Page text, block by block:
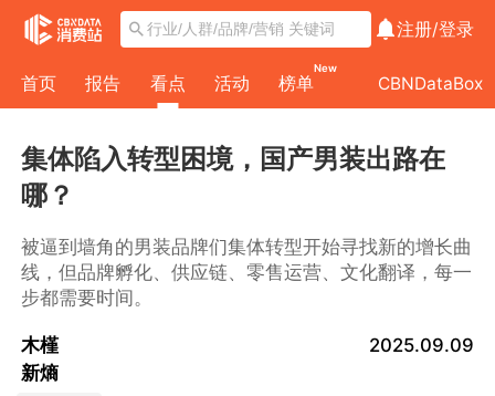
注册/登录
首页 报告 看点 活动 榜单
New
CBNDataBox
集体陷入转型困境，国产男装出路在
哪？
被逼到墙角的男装品牌们集体转型开始寻找新的增长曲
线，但品牌孵化、供应链、零售运营、文化翻译，每一
步都需要时间。
木槿
新熵
2025.09.09